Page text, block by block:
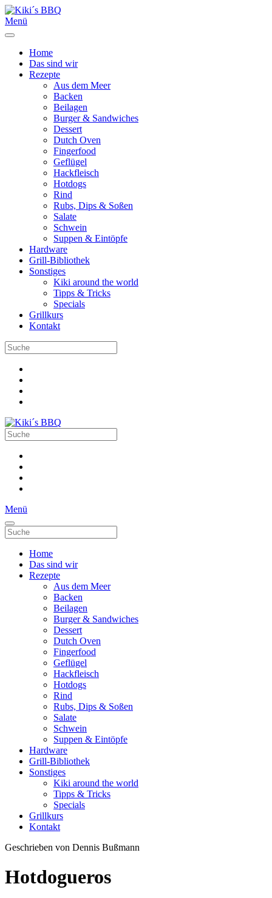
Menü
Home
Das sind wir
Rezepte
Aus dem Meer
Backen
Beilagen
Burger & Sandwiches
Dessert
Dutch Oven
Fingerfood
Geflügel
Hackfleisch
Hotdogs
Rind
Rubs, Dips & Soßen
Salate
Schwein
Suppen & Eintöpfe
Hardware
Grill-Bibliothek
Sonstiges
Kiki around the world
Tipps & Tricks
Specials
Grillkurs
Kontakt
Menü
Home
Das sind wir
Rezepte
Aus dem Meer
Backen
Beilagen
Burger & Sandwiches
Dessert
Dutch Oven
Fingerfood
Geflügel
Hackfleisch
Hotdogs
Rind
Rubs, Dips & Soßen
Salate
Schwein
Suppen & Eintöpfe
Hardware
Grill-Bibliothek
Sonstiges
Kiki around the world
Tipps & Tricks
Specials
Grillkurs
Kontakt
Geschrieben von Dennis Bußmann
Hotdogueros